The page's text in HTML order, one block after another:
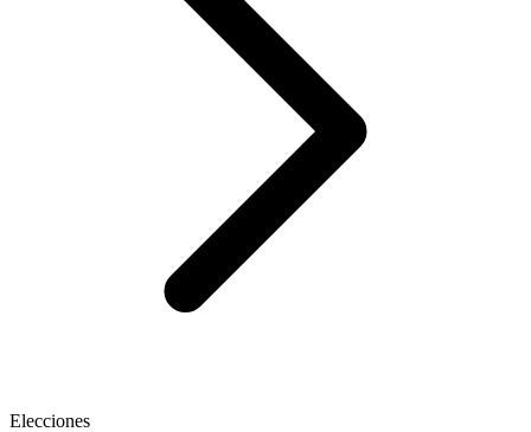
Elecciones